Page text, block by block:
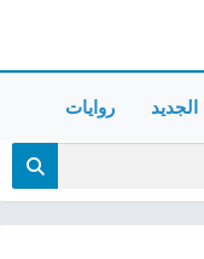
الجديد روايات